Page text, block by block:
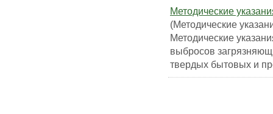
Методические
(Методические
Методические
выбросов
твердых бытовых и